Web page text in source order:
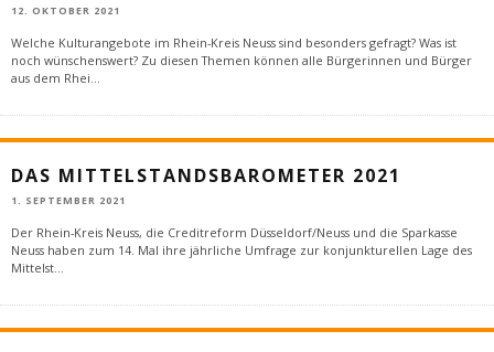
12. OKTOBER 2021
Welche Kulturangebote im Rhein-Kreis Neuss sind besonders gefragt? Was ist
noch wünschenswert? Zu diesen Themen können alle Bürgerinnen und Bürger
aus dem Rhei...
DAS MITTELSTANDSBAROMETER 2021
1. SEPTEMBER 2021
Der Rhein-Kreis Neuss, die Creditreform Düsseldorf/Neuss und die Sparkasse
Neuss haben zum 14. Mal ihre jährliche Umfrage zur konjunkturellen Lage des
Mittelst...